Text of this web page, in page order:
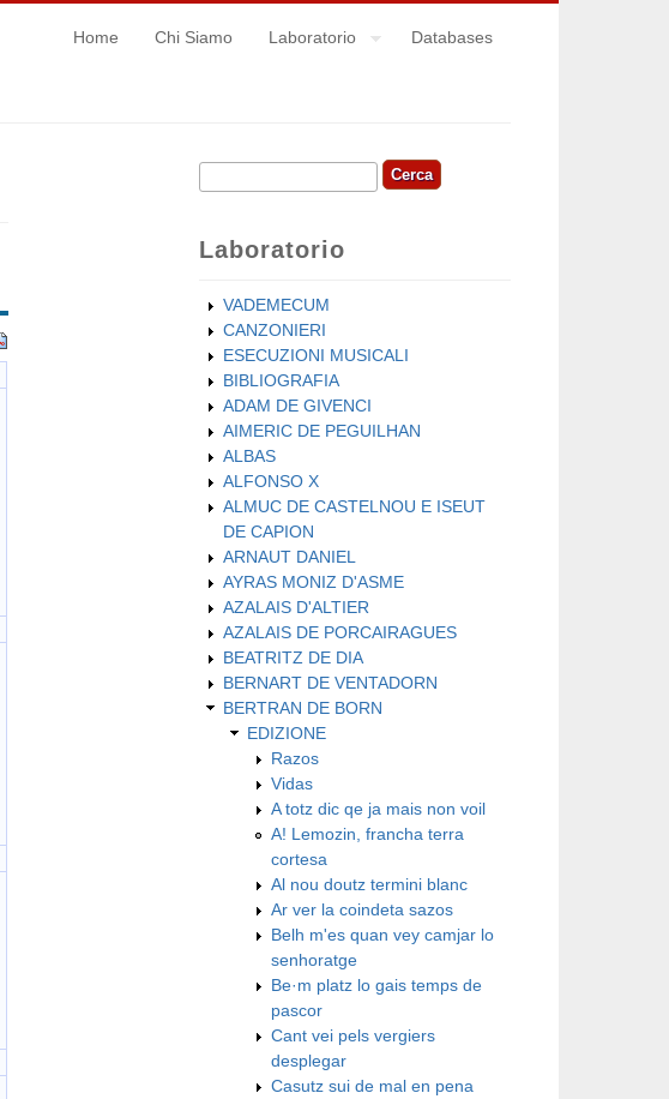
Home Chi Siamo Laboratorio Databases
Form di ricerca
Cerca
Laboratorio
VADEMECUM
CANZONIERI
ESECUZIONI MUSICALI
BIBLIOGRAFIA
ADAM DE GIVENCI
AIMERIC DE PEGUILHAN
ALBAS
ALFONSO X
ALMUC DE CASTELNOU E ISEUT
DE CAPION
ARNAUT DANIEL
AYRAS MONIZ D'ASME
AZALAIS D'ALTIER
AZALAIS DE PORCAIRAGUES
BEATRITZ DE DIA
BERNART DE VENTADORN
BERTRAN DE BORN
EDIZIONE
Razos
Vidas
A totz dic qe ja mais non voil
A! Lemozin, francha terra
cortesa
Al nou doutz termini blanc
Ar ver la coindeta sazos
Belh m'es quan vey camjar lo
senhoratge
Be·m platz lo gais temps de
pascor
Cant vei pels vergiers
desplegar
Casutz sui de mal en pena